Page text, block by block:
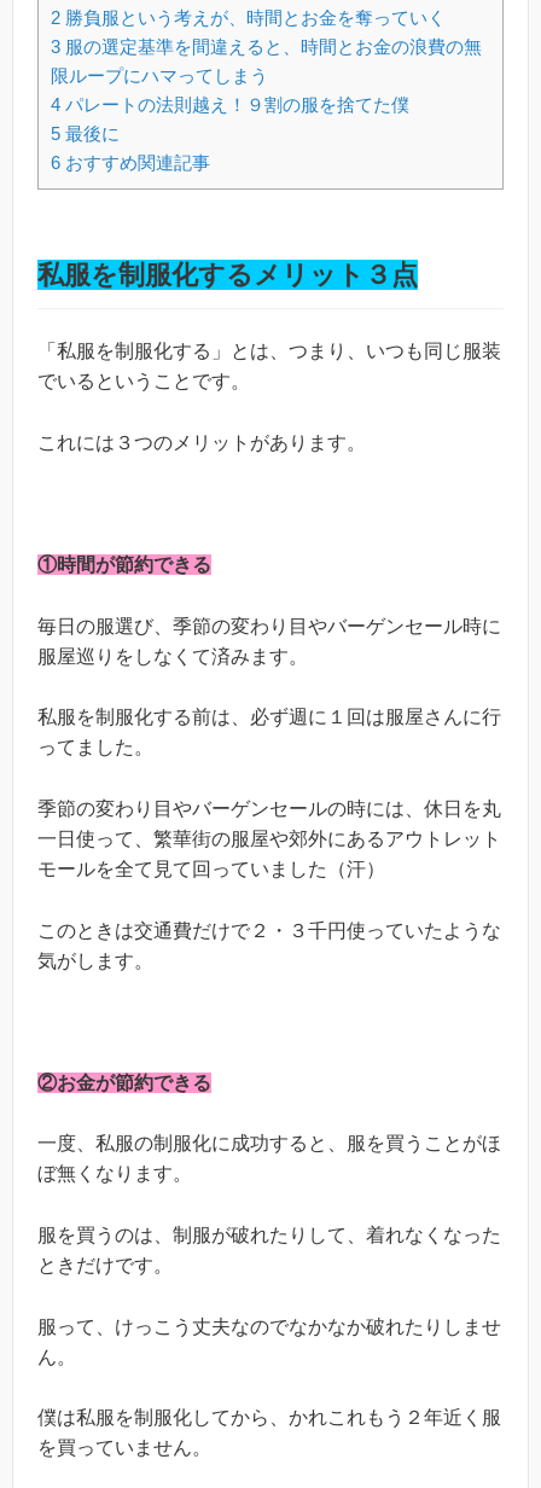
2 勝負服という考えが、時間とお金を奪っていく
3 服の選定基準を間違えると、時間とお金の浪費の無
限ループにハマってしまう
4 パレートの法則越え！９割の服を捨てた僕
5 最後に
6 おすすめ関連記事
私服を制服化するメリット３点
「私服を制服化する」とは、つまり、いつも同じ服装
でいるということです。
これには３つのメリットがあります。
①時間が節約できる
毎日の服選び、季節の変わり目やバーゲンセール時に
服屋巡りをしなくて済みます。
私服を制服化する前は、必ず週に１回は服屋さんに行
ってました。
季節の変わり目やバーゲンセールの時には、休日を丸
一日使って、繁華街の服屋や郊外にあるアウトレット
モールを全て見て回っていました（汗）
このときは交通費だけで２・３千円使っていたような
気がします。
②お金が節約できる
一度、私服の制服化に成功すると、服を買うことがほ
ぼ無くなります。
服を買うのは、制服が破れたりして、着れなくなった
ときだけです。
服って、けっこう丈夫なのでなかなか破れたりしませ
ん。
僕は私服を制服化してから、かれこれもう２年近く服
を買っていません。